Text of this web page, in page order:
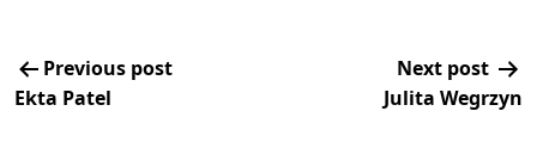
Previous post
Ekta Patel
Next post
Julita Wegrzyn